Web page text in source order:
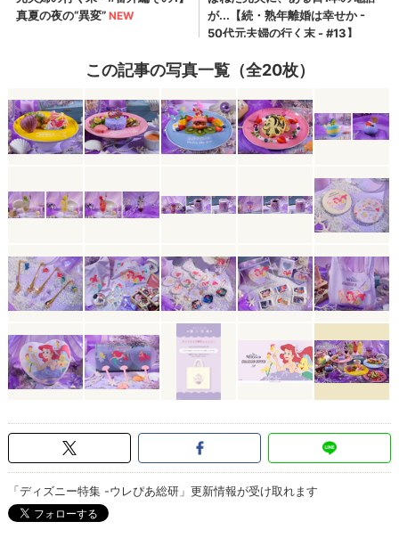
この記事の写真一覧（全20枚）
「ディズニー特集 -ウレぴあ総研」更新情報が受け取れます